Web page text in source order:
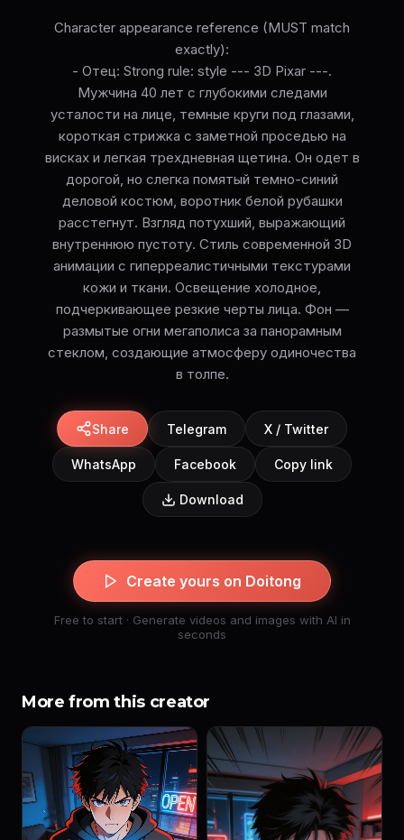
Character appearance reference (MUST match
exactly):
- Отец: Strong rule: style --- 3D Pixar ---.
Мужчина 40 лет с глубокими следами
усталости на лице, темные круги под глазами,
короткая стрижка с заметной проседью на
висках и легкая трехдневная щетина. Он одет в
дорогой, но слегка помятый темно-синий
деловой костюм, воротник белой рубашки
расстегнут. Взгляд потухший, выражающий
внутреннюю пустоту. Стиль современной 3D
анимации с гиперреалистичными текстурами
кожи и ткани. Освещение холодное,
подчеркивающее резкие черты лица. Фон —
размытые огни мегаполиса за панорамным
стеклом, создающие атмосферу одиночества
в толпе.
Share Telegram X / Twitter
WhatsApp Facebook Copy link
Download
Create yours on Doitong
Free to start · Generate videos and images with AI in
seconds
More from this creator